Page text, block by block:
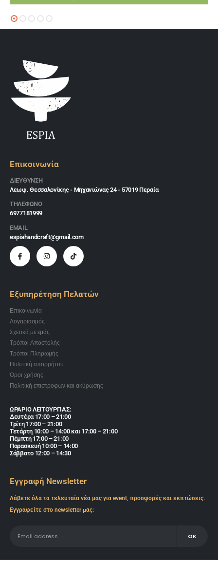
Επικοινωνία
ΔΙΕΎΘΥΝΣΗ
Λεωφ. Θεσσαλονίκης - Μηχανιώνας 24 - 57019 Περαία
ΤΗΛΕΦΩΝΟ
6977181999
EMAIL
espiahandcraft@gmail.com
Εξυπηρέτηση Πελατών
Επικοινωνία
Λογαριασμός
Σχετικά με εμάς
Τρόποι Αποστολής
Τρόποι Πληρωμής
Πολιτική απορρήτου
Όροι χρήσης
Πολιτική επιστροφών και ακύρωσης
ΩΡΑΡΙΟ ΛΕΙΤΟΥΡΓΙΑΣ:
Δευτέρα 17:00 – 21:00
Τρίτη 17:00 – 21:00
Τετάρτη 10:00 – 14:00 και 17:00 – 21:00
Πέμπτη 17:00 – 21:00
Παρασκευή 10:00 – 14:00
Σάββατο 12:00 – 14:30
Εγγραφή Newsletter
Λάβετε όλα τα τελευταία νέα μας για event, προσφορές και εκπτώσεις.
Εγγραφείτε στο newsletter μας: